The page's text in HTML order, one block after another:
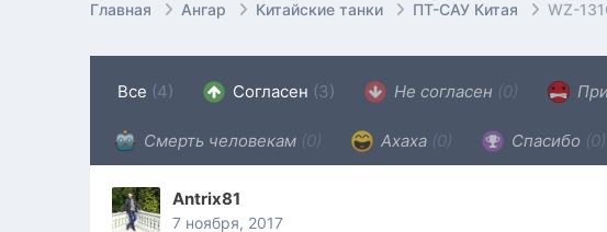
Главная Ангар Китайские танки ПТ-САУ Китая WZ-
Все (4) Согласен (3) Не согласен (0)
Смерть человекам (0) Ахаха (0) Спасибо (0)
Antrix81
7 ноября, 2017